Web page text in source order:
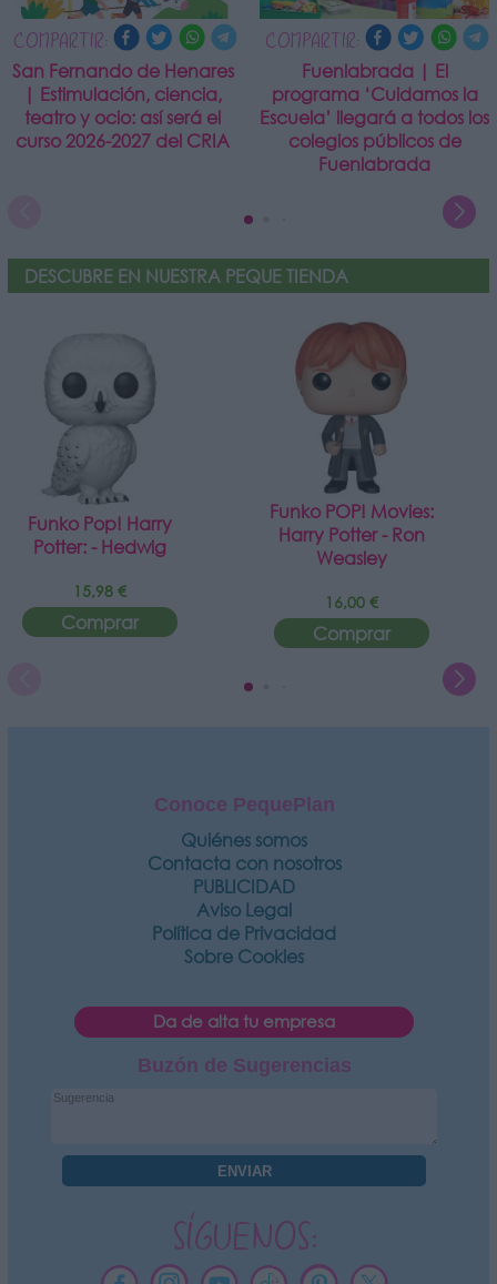
COMPARTIR:
San Fernando de Henares
| Estimulación, ciencia,
teatro y ocio: así será el
curso 2026-2027 del CRIA
COMPARTIR:
Fuenlabrada | El
programa ‘Cuidamos la
Escuela’ llegará a todos los
colegios públicos de
Fuenlabrada
DESCUBRE EN NUESTRA PEQUE TIENDA
Funko Pop! Harry
Potter: - Hedwig
15,98 €
Comprar
Funko POP! Movies:
Harry Potter - Ron
Weasley
16,00 €
Comprar
Conoce PequePlan
Quiénes somos
Contacta con nosotros
PUBLICIDAD
Aviso Legal
Política de Privacidad
Sobre Cookies
Da de alta tu empresa
Buzón de Sugerencias
SÍGUENOS: